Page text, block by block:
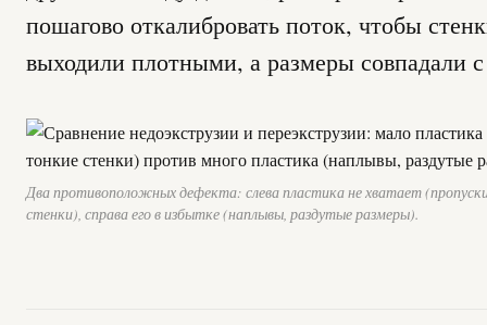
пошагово откалибровать поток, чтобы
выходили плотными, а размеры совпадали
Два противоположных дефекта: слева пластика не хватает
стенки), справа его в избытке (наплывы, раздутые размеры).